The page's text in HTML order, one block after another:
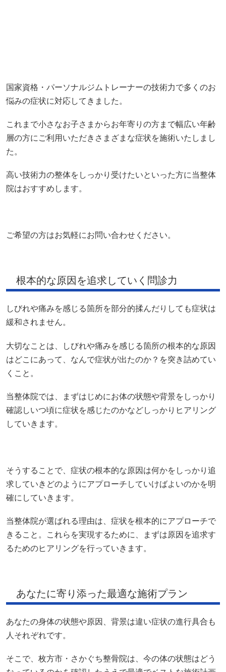
国家資格・パーソナルジムトレーナーの技術力で多くのお
悩みの症状に対応してきました。
これまで小さなお子さまからお年寄りの方まで幅広い年齢
層の方にご利用いただきさまざまな症状を施術いたしまし
た。
高い技術力の整体をしっかり受けたいといった方に当整体
院はおすすめします。
ご希望の方はお気軽にお問い合わせください。
根本的な原因を追求していく問診力
しびれや痛みを感じる箇所を部分的揉んだりしても症状は
緩和されません。
大切なことは、しびれや痛みを感じる箇所の根本的な原因
はどこにあって、なんで症状が出たのか？を突き詰めてい
くこと。
当整体院では、まずはじめにお体の状態や背景をしっかり
確認しいつ頃に症状を感じたのかなどしっかりヒアリング
していきます。
そうすることで、症状の根本的な原因は何かをしっかり追
求していきどのようにアプローチしていけばよいのかを明
確にしていきます。
当整体院が選ばれる理由は、症状を根本的にアプローチで
きること。これらを実現するために、まずは原因を追求す
るためのヒアリングを行っていきます。
あなたに寄り添った最適な施術プラン
あなたの身体の状態や原因、背景は違い症状の進行具合も
人それぞれです。
そこで、枚方市・さかぐち整骨院は、今の体の状態はどう